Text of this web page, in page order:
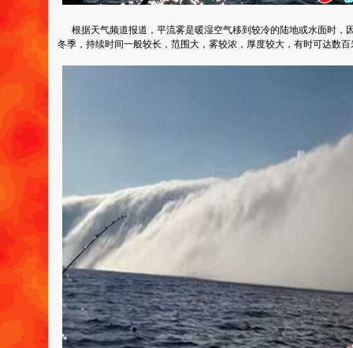
根据天气频道报道，平流雾是暖湿空气移到较冷的陆地或水面时，
冬季，持续时间一般较长，范围大，雾较浓，厚度较大，有时可达数百